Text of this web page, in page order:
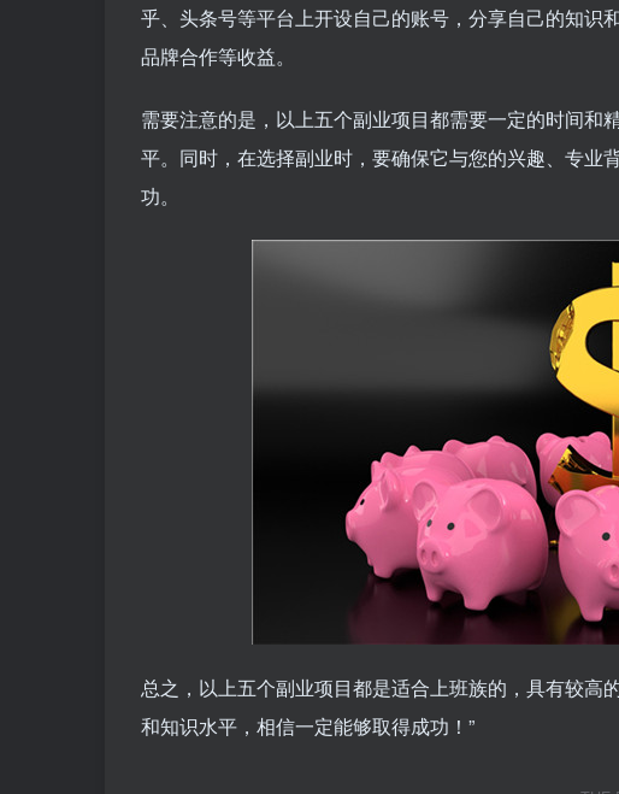
乎、头条号等平台上开设自己的账号，分享自己的知
品牌合作等收益。
需要注意的是，以上五个副业项目都需要一定的时间
平。同时，在选择副业时，要确保它与您的兴趣、专
功。
总之，以上五个副业项目都是适合上班族的，具有较
和知识水平，相信一定能够取得成功！”